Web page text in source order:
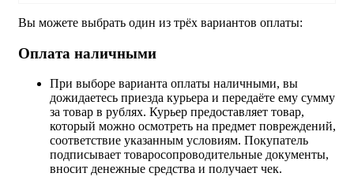
Вы можете выбрать один из трёх вариантов оплаты:
Оплата наличными
При выборе варианта оплаты наличными, вы
дожидаетесь приезда курьера и передаёте ему сумму
за товар в рублях. Курьер предоставляет товар,
который можно осмотреть на предмет повреждений,
соответствие указанным условиям. Покупатель
подписывает товаросопроводительные документы,
вносит денежные средства и получает чек.